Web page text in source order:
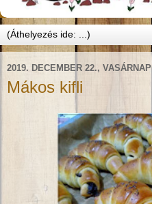
2019. DECEMBER 22., VASÁRNAP
Mákos kifli